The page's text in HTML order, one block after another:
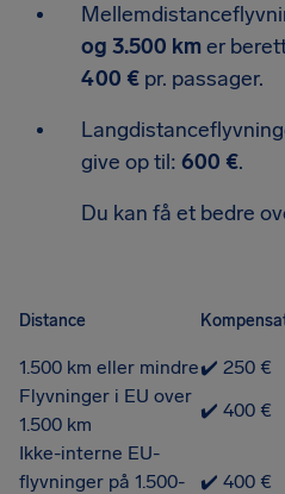
og 3.500 kmer
400 € pr. passager.
give op til: 600 €.
Du kan få et bedre
Distance
1.500 km eller mindre✔️ 250 €
Flyvninger i EU over
1.500 km
✔️ 400 €
Ikke-interne EU-
flyvninger på 1.500-
✔️ 400 €